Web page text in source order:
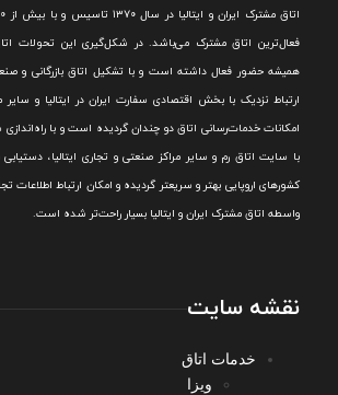
فعال‌ترین اتاق مشترک می‌باشد.در شکل‌گيری اين تحولات
هميشه حضور فعال داشته است و با تشکيل اتاق بازرگانی و
ارتباط نزديک با بخش اقتصادی سفارت ايران در ايتاليا و
امکانات خدمات‌رسانی اتاق دو چندان گرديده است و با
با سايت اتاق رم و ساير مراکز صنعتی و تجاری ايتاليا، دستيابی
کشورهای اروپایی بهتر و سريعتر گرديده و امکان ارتباط اطلاعات
واسطه اتاق مشترک ایران و ایتالیا بسیار راحت‌تر شده است.
نقشه سایت
خدمات اتاق
ویزا